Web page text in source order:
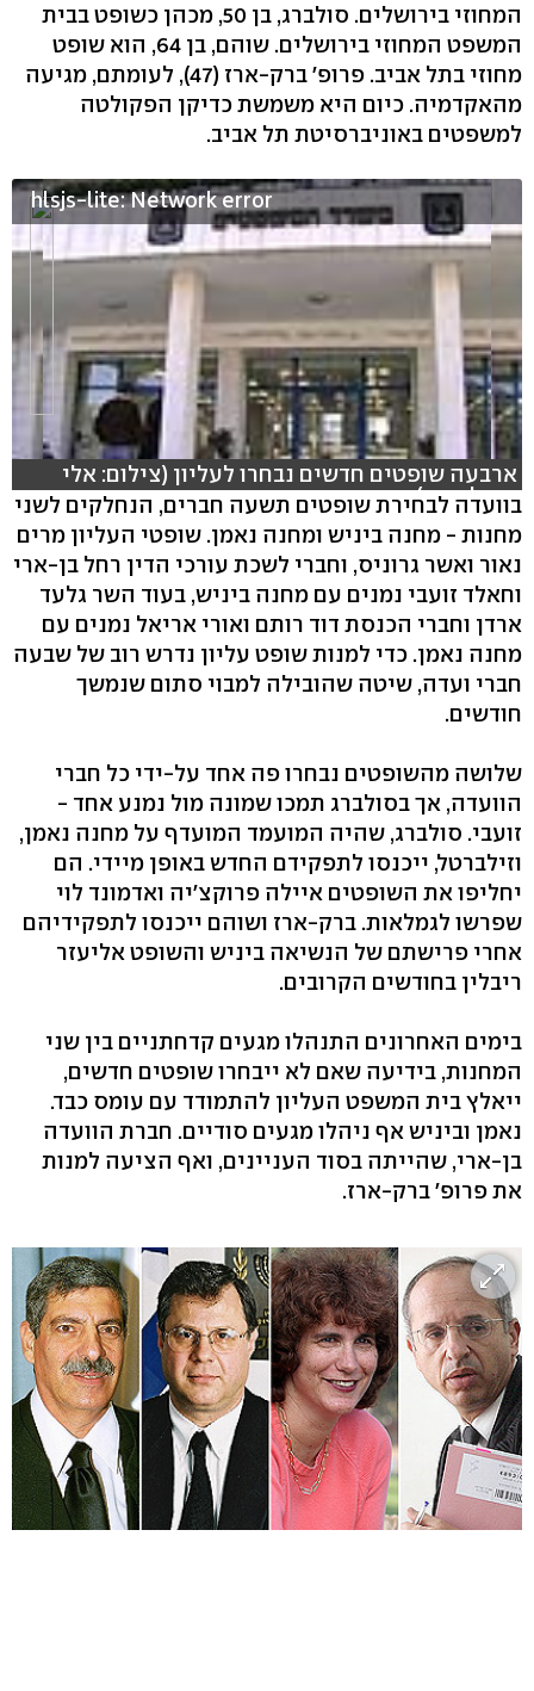
המחוזי בירושלים. סולברג, בן 50, מכהן כשופט בבית
המשפט המחוזי בירושלים. שוהם, בן 64, הוא שופט
מחוזי בתל אביב. פרופ' ברק-ארז (47), לעומתם, מגיעה
מהאקדמיה. כיום היא משמשת כדיקן הפקולטה
למשפטים באוניברסיטת תל אביב.
hlsjs-lite: Network error
ארבעה שופטים חדשים נבחרו לעליון (צילום: אלי
מנדלבאום)
בוועדה לבחירת שופטים תשעה חברים, הנחלקים לשני
מחנות - מחנה ביניש ומחנה נאמן. שופטי העליון מרים
נאור ואשר גרוניס, וחברי לשכת עורכי הדין רחל בן-ארי
וחאלד זועבי נמנים עם מחנה ביניש, בעוד השר גלעד
ארדן וחברי הכנסת דוד רותם ואורי אריאל נמנים עם
מחנה נאמן. כדי למנות שופט עליון נדרש רוב של שבעה
חברי ועדה, שיטה שהובילה למבוי סתום שנמשך
חודשים.
שלושה מהשופטים נבחרו פה אחד על-ידי כל חברי
הוועדה, אך בסולברג תמכו שמונה מול נמנע אחד -
זועבי. סולברג, שהיה המועמד המועדף על מחנה נאמן,
וזילברטל, ייכנסו לתפקידם החדש באופן מיידי. הם
יחליפו את השופטים איילה פרוקצ'יה ואדמונד לוי
שפרשו לגמלאות. ברק-ארז ושוהם ייכנסו לתפקידיהם
אחרי פרישתם של הנשיאה ביניש והשופט אליעזר
ריבלין בחודשים הקרובים.
בימים האחרונים התנהלו מגעים קדחתניים בין שני
המחנות, בידיעה שאם לא ייבחרו שופטים חדשים,
ייאלץ בית המשפט העליון להתמודד עם עומס כבד.
נאמן וביניש אף ניהלו מגעים סודיים. חברת הוועדה
בן-ארי, שהייתה בסוד העניינים, ואף הציעה למנות
את פרופ' ברק-ארז.